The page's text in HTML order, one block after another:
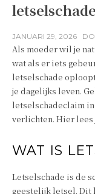
JANUARI 29, 2026
Als moeder wil je
wat als er iets
letselschade
je dagelijks leven.
letselschadeclaim
verlichten. Hier lees
WAT IS
Letselschade is de
geestelijk letsel. Dit